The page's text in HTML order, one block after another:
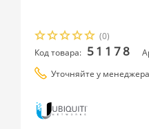
(0)
Код товара: 51178
Уточняйте у менеджера